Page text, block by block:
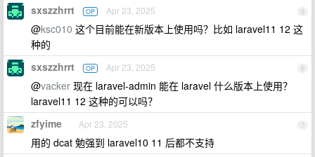
5
sxszzhrrt OP Apr 23, 2025
@ksc010 这个目前能在新版本上使用吗？比如 laravel11 12 这
种的
6
sxszzhrrt OP Apr 23, 2025
@vacker 现在 laravel-admin 能在 laravel 什么版本上使用？
laravel11 12 这种的可以吗？
7
zfyime Apr 23, 2025
用的 dcat 勉强到 laravel10 11 后都不支持